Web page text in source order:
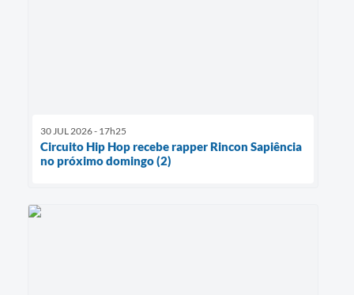
30 JUL 2026 - 17h25
Circuito Hip Hop recebe rapper Rincon Sapiência
no próximo domingo (2)